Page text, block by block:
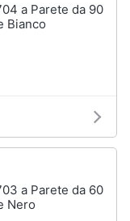
a Parete da 90
Bianco
a Parete da 60
Nero